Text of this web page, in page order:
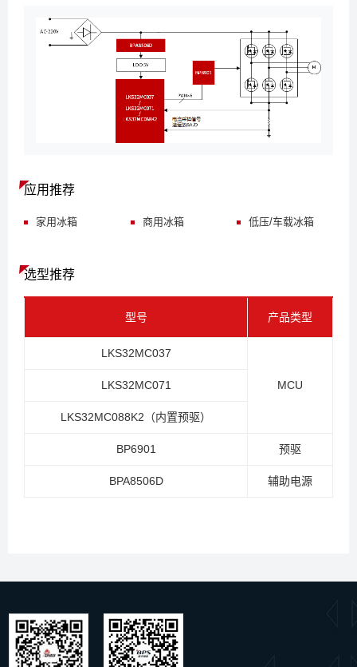
应用推荐
家用冰箱 商用冰箱 低压/车载冰箱
选型推荐
型号 产品类型
LKS32MC037
MCU
LKS32MC071
LKS32MC088K2 （内置预驱）
BP6901 预驱
BPA8506D 辅助电源